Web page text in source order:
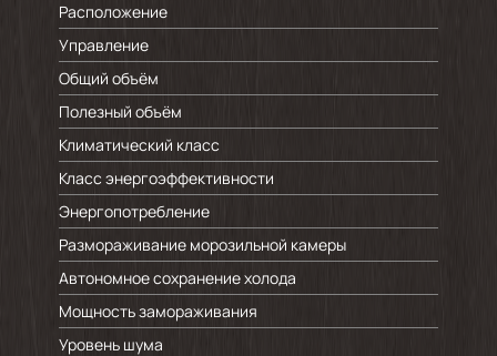
Расположение
Управление
Общий объём
Полезный объём
Климатический класс
Класс энергоэффективности
Энергопотребление
Размораживание морозильной камеры
Автономное сохранение холода
Мощность замораживания
Уровень шума